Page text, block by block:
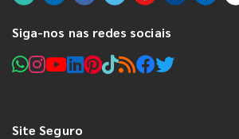
Siga-nos nas redes sociais
Site Seguro